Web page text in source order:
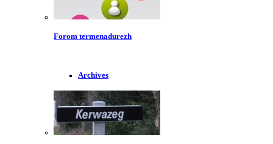
Forom termenadurezh
Archives